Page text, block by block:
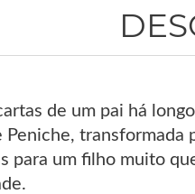
de um pai há
transformada
para um filho muito